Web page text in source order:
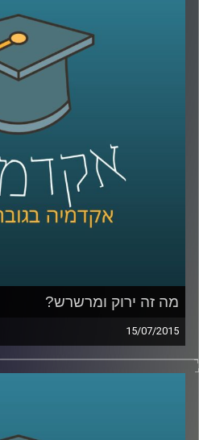
עומדים לרשותו? נדין
משברים כלכליים לבין
המרכזיים, ומנסה לתאר
והמורכבת בכל הנוגע
אישה מעוררת השראה
מתיישבת לשעה באולפן.
קרדיט תמונות:AudioVersity
מה זה ירוק ומרשרש?
15/07/2015
אנחנו מתקשים לעכל
השקעות אחראיות. שקיפות